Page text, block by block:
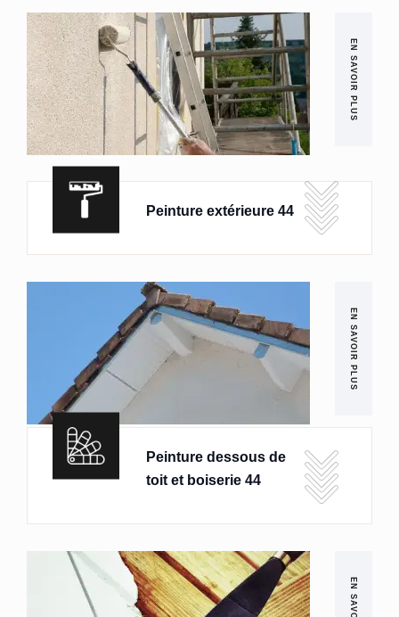
EN SAVOIR PLUS
Peinture extérieure 44
EN SAVOIR PLUS
Peinture dessous de
toit et boiserie 44